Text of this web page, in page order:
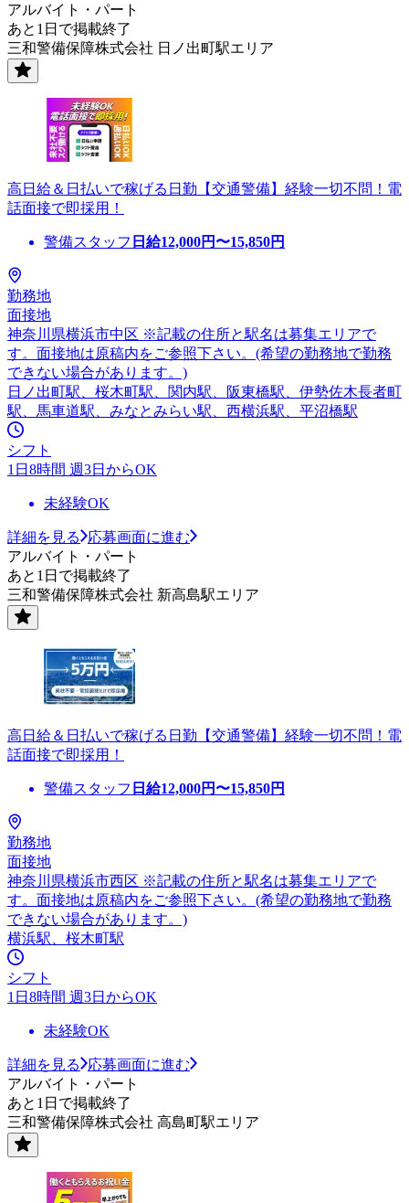
アルバイト・パート
あと1日で掲載終了
三和警備保障株式会社 日ノ出町駅エリア
高日給＆日払いで稼げる日勤【交通警備】経験一切不問！電
話面接で即採用！
警備スタッフ 日給12,000円〜15,850円
勤務地
面接地
神奈川県横浜市中区 ※記載の住所と駅名は募集エリアで
す。面接地は原稿内をご参照下さい。(希望の勤務地で勤務
できない場合があります。)
日ノ出町駅、桜木町駅、関内駅、阪東橋駅、伊勢佐木長者町
駅、馬車道駅、みなとみらい駅、西横浜駅、平沼橋駅
シフト
1日8時間 週3日からOK
未経験OK
詳細を見る
応募画面に進む
アルバイト・パート
あと1日で掲載終了
三和警備保障株式会社 新高島駅エリア
高日給＆日払いで稼げる日勤【交通警備】経験一切不問！電
話面接で即採用！
警備スタッフ 日給12,000円〜15,850円
勤務地
面接地
神奈川県横浜市西区 ※記載の住所と駅名は募集エリアで
す。面接地は原稿内をご参照下さい。(希望の勤務地で勤務
できない場合があります。)
横浜駅、桜木町駅
シフト
1日8時間 週3日からOK
未経験OK
詳細を見る
応募画面に進む
アルバイト・パート
あと1日で掲載終了
三和警備保障株式会社 高島町駅エリア